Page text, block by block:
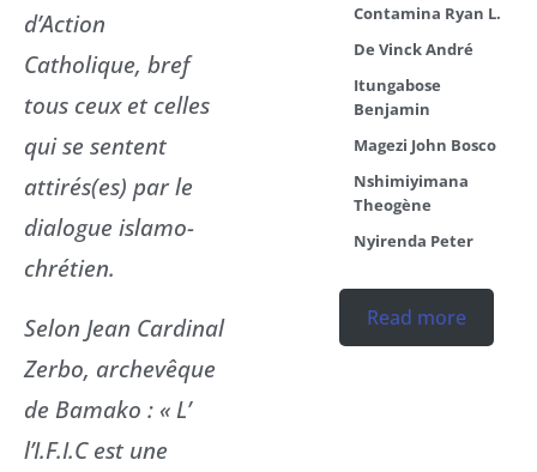
d’Action
Catholique, bref
tous ceux et celles
qui se sentent
attirés(es) par le
dialogue islamo-
chrétien.
Selon Jean Cardinal
Zerbo, archevêque
de Bamako : « L’
l’I.F.I.C est une
Contamina Ryan L.
De Vinck André
Itungabose
Benjamin
Magezi John Bosco
Nshimiyimana
Theogène
Nyirenda Peter
Read more